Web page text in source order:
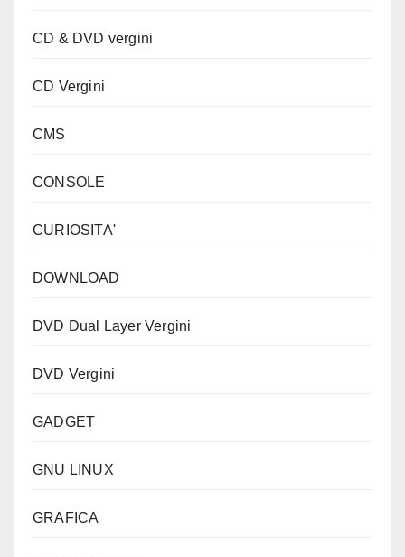
CD & DVD vergini
CD Vergini
CMS
CONSOLE
CURIOSITA'
DOWNLOAD
DVD Dual Layer Vergini
DVD Vergini
GADGET
GNU LINUX
GRAFICA